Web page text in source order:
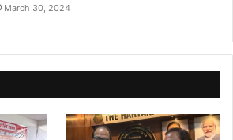
March 30, 2024